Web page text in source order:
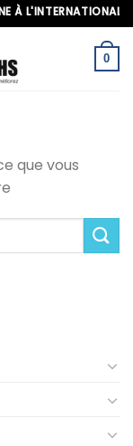
À L'INTERNATIONAL,
0
que vous